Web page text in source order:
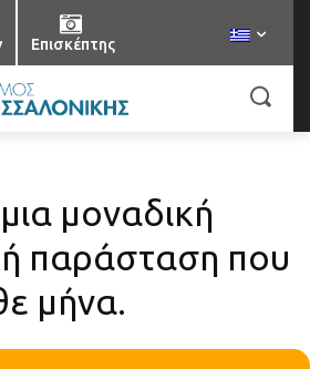
Επισκέπτης
μοναδική
παράσταση που
μήνα.